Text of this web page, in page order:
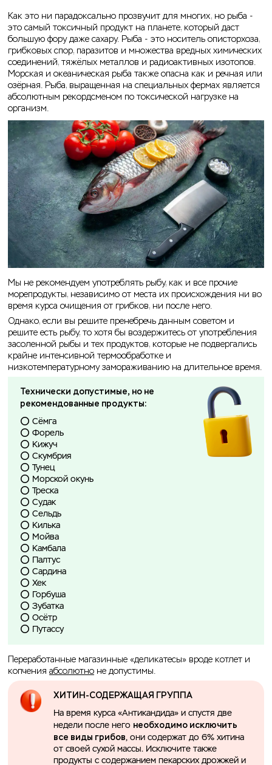
Как это ни парадоксально прозвучит для многих, но рыба -
это самый токсичный продукт на планете, который даст
большую фору даже сахару. Рыба - это носитель описторхоза,
грибковых спор, паразитов и множества вредных химических
соединений, тяжёлых металлов и радиоактивных изотопов.
Морская и океаническая рыба также опасна как и речная или
озёрная. Рыба, выращенная на специальных фермах является
абсолютным рекордсменом по токсической нагрузке на
организм.
Мы не рекомендуем употреблять рыбу, как и все прочие
морепродукты, независимо от места их происхождения ни во
время курса очищения от грибков, ни после него.
Однако, если вы решите пренебречь данным советом и
решите есть рыбу, то хотя бы воздержитесь от употребления
засоленной рыбы и тех продуктов, которые не подвергались
крайне интенсивной термообработке и
низкотемпературному замораживанию на длительное время.
Технически допустимые, но не
рекомендованные продукты:
⭕️ Сёмга
⭕️ Форель
⭕️ Кижуч
⭕️ Скумбрия
⭕️ Тунец
⭕️ Морской окунь
⭕️ Треска
⭕️ Судак
⭕️ Сельдь
⭕️ Килька
⭕️ Мойва
⭕️ Камбала
⭕️ Палтус
⭕️ Сардина
⭕️ Хек
⭕️ Горбуша
⭕️ Зубатка
⭕️ Осётр
⭕️ Путассу
Переработанные магазинные «деликатесы» вроде котлет и
копчения абсолютно не допустимы.
ХИТИН-СОДЕРЖАЩАЯ ГРУППА
На время курса «Антикандида» и спустя две
недели после него необходимо исключить
все виды грибов, они содержат до 6% хитина
от своей сухой массы. Исключите также
продукты с содержанием пекарских дрожжей и